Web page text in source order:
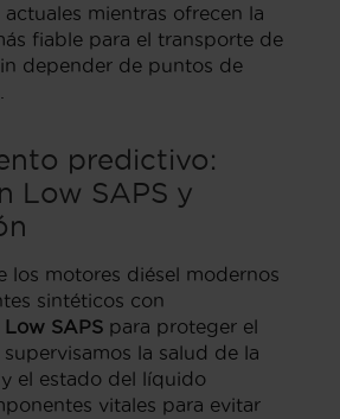
mientras ofrecen la
fiable para el transporte de
depender de puntos de
predictivo:
Low SAPS y
los motores diésel modernos
sintéticos con
Low SAPS para proteger el
la salud de la
el estado del líquido
vitales para evitar